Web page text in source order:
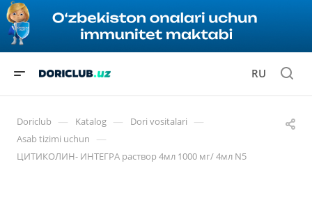
RU
Doriclub — Katalog — Dori vositalari —
Asab tizimi uchun —
ЦИТИКОЛИН- ИНТЕГРА раствор 4мл 1000 мг/ 4мл N5